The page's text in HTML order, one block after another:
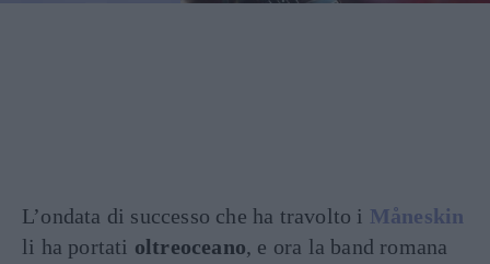
L’ondata di successo che ha travolto i Måneskin
li ha portati oltreoceano, e ora la band romana